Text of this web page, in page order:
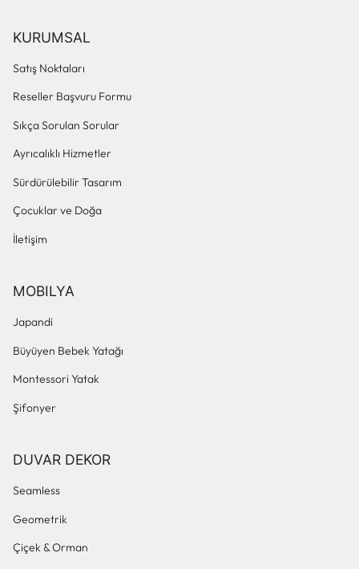
KURUMSAL
Satış Noktaları
Reseller Başvuru Formu
Sıkça Sorulan Sorular
Ayrıcalıklı Hizmetler
Sürdürülebilir Tasarım
Çocuklar ve Doğa
İletişim
MOBILYA
Japandi
Büyüyen Bebek Yatağı
Montessori Yatak
Şifonyer
DUVAR DEKOR
Seamless
Geometrik
Çiçek & Orman